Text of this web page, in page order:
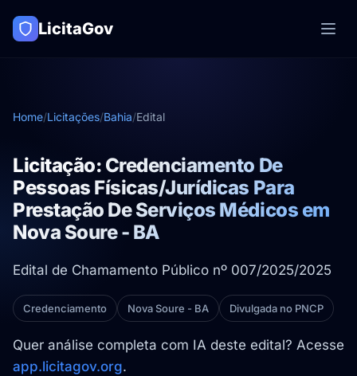
LicitaGov
Home/Licitações/Bahia/Edital
Licitação: Credenciamento De
Pessoas Físicas/Jurídicas Para
Prestação De Serviços Médicos em
Nova Soure - BA
Edital de Chamamento Público nº 007/2025/2025
Credenciamento Nova Soure - BA Divulgada no PNCP
Quer análise completa com IA deste edital? Acesse
app.licitagov.org.